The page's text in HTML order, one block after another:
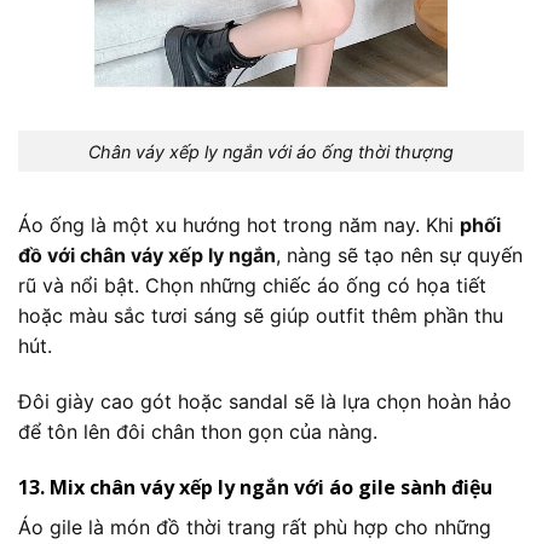
Chân váy xếp ly ngắn với áo ống thời thượng
Áo ống là một xu hướng hot trong năm nay. Khi phối
đồ với chân váy xếp ly ngắn, nàng sẽ tạo nên sự quyến
rũ và nổi bật. Chọn những chiếc áo ống có họa tiết
hoặc màu sắc tươi sáng sẽ giúp outfit thêm phần thu
hút.
Đôi giày cao gót hoặc sandal sẽ là lựa chọn hoàn hảo
để tôn lên đôi chân thon gọn của nàng.
13. Mix chân váy xếp ly ngắn với áo gile sành điệu
Áo gile là món đồ thời trang rất phù hợp cho những